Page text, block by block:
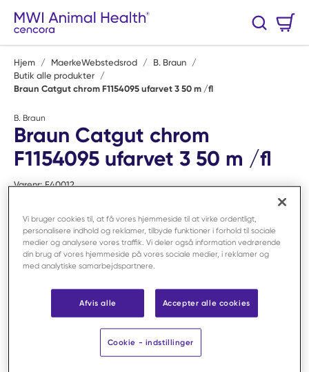
Spring til hovedindhold
Søg
Hjem / MaerkeWebstedsrod / B. Braun /
Butik alle produkter /
Braun Catgut chrom F1154095 ufarvet 3 50 m /fl
B. Braun
Braun Catgut chrom
F1154095 ufarvet 3 50 m /fl
Varenr: F40012
Vi bruger cookies til, at få vores hjemmeside til at virke ordentligt,
personalisere indhold og reklamer, tilbyde funktioner i forhold til sociale
medier og analysere vores traffik. Vi deler også information vedrørende
din brug af vores hjemmeside på vores sociale medier, i reklamer og
med analytiske samarbejdspartnere.
Afvis alle Accepter alle cookies
Cookie - indstillinger